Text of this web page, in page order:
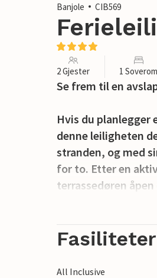
Banjole
CIB569
2 Gjester 1 Soverom
Se frem til en
Hvis du planlegger
denne leiligheten
stranden, og med
for to. Etter en
terrassedøren
landskapet.
Spaser til sjøen og
Fasiliteter
All Inclusive